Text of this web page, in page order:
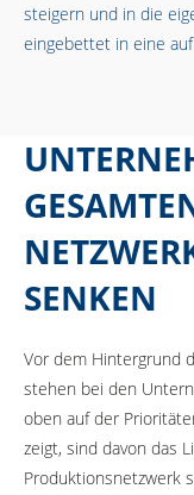
steigern und in die
eingebettet in eine
SENKEN
Vor dem Hintergrund
stehen bei den
oben auf der
zeigt, sind davon das
Produktionsnetzwerk